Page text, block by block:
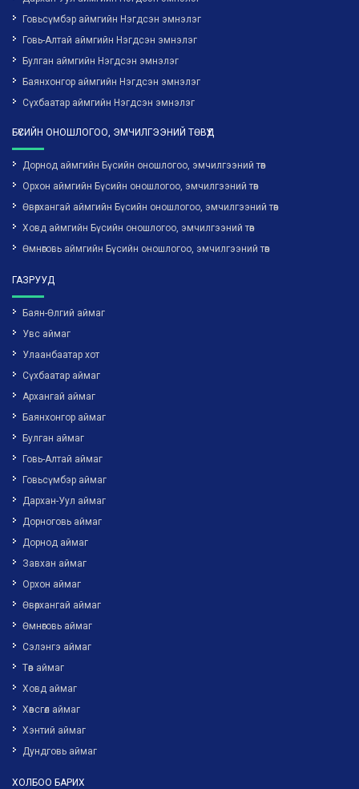
Говьсүмбэр аймгийн Нэгдсэн эмнэлэг
Говь-Алтай аймгийн Нэгдсэн эмнэлэг
Булган аймгийн Нэгдсэн эмнэлэг
Баянхонгор аймгийн Нэгдсэн эмнэлэг
Сүхбаатар аймгийн Нэгдсэн эмнэлэг
БҮСИЙН ОНОШЛОГОО, ЭМЧИЛГЭЭНИЙ ТӨВҮҮД
Дорнод аймгийн Бүсийн оношлогоо, эмчилгээний төв
Орхон аймгийн Бүсийн оношлогоо, эмчилгээний төв
Өвөрхангай аймгийн Бүсийн оношлогоо, эмчилгээний төв
Ховд аймгийн Бүсийн оношлогоо, эмчилгээний төв
Өмнөговь аймгийн Бүсийн оношлогоо, эмчилгээний төв
ГАЗРУУД
Баян-Өлгий аймаг
Увс аймаг
Улаанбаатар хот
Сүхбаатар аймаг
Архангай аймаг
Баянхонгор аймаг
Булган аймаг
Говь-Алтай аймаг
Говьсүмбэр аймаг
Дархан-Уул аймаг
Дорноговь аймаг
Дорнод аймаг
Завхан аймаг
Орхон аймаг
Өвөрхангай аймаг
Өмнөговь аймаг
Сэлэнгэ аймаг
Төв аймаг
Ховд аймаг
Хөвсгөл аймаг
Хэнтий аймаг
Дундговь аймаг
ХОЛБОО БАРИХ